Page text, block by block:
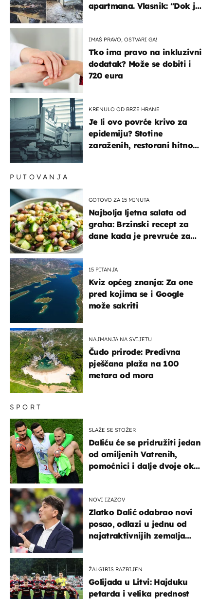
apartmana. Vlasnik: "Dok je
IMAŠ PRAVO, OSTVARI GA!
Tko ima pravo na inkluzivni
dodatak? Može se dobiti i
720 eura
KRENULO OD BRZE HRANE
Je li ovo povrće krivo za
epidemiju? Stotine
zaraženih, restorani hitno
SPORT
SLAŽE SE STOŽER
Daliću će se pridružiti jedan
od omiljenih Vatrenih,
pomoćnici i dalje dvoje oko
NOVI IZAZOV
Zlatko Dalić odabrao novi
posao, odlazi u jednu od
najatraktivnijih zemalja
ŽALGIRIS RAZBIJEN
Golijada u Litvi: Hajduku
petarda i velika prednost
PUTOVANJA
GOTOVO ZA 15 MINUTA
Najbolja ljetna salata od
graha: Brzinski recept za
dane kada je prevruće za
15 PITANJA
Kviz općeg znanja: Za one
pred kojima se i Google
može sakriti
NAJMANJA NA SVIJETU
Čudo prirode: Predivna
pješčana plaža na 100
metara od mora